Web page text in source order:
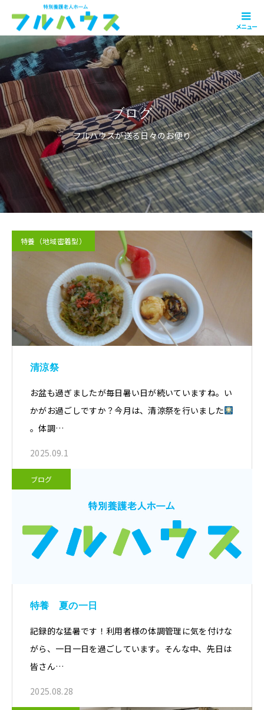
メニュー
ブログ
フルハウスが送る日々のお便り
特養（地域密着型）
清涼祭
お盆も過ぎましたが毎日暑い日が続いていますね。い
かがお過ごしですか？今月は、清涼祭を行いました
。体調…
2025.09.1
ブログ
特養 夏の一日
記録的な猛暑です！利用者様の体調管理に気を付けな
がら、一日一日を過ごしています。そんな中、先日は
皆さん…
2025.08.28